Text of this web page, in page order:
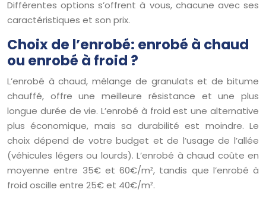
Différentes options s’offrent à vous, chacune avec ses
caractéristiques et son prix.
Choix de l’enrobé: enrobé à chaud
ou enrobé à froid ?
L’enrobé à chaud, mélange de granulats et de bitume
chauffé, offre une meilleure résistance et une plus
longue durée de vie. L’enrobé à froid est une alternative
plus économique, mais sa durabilité est moindre. Le
choix dépend de votre budget et de l’usage de l’allée
(véhicules légers ou lourds). L’enrobé à chaud coûte en
moyenne entre 35€ et 60€/m², tandis que l’enrobé à
froid oscille entre 25€ et 40€/m².